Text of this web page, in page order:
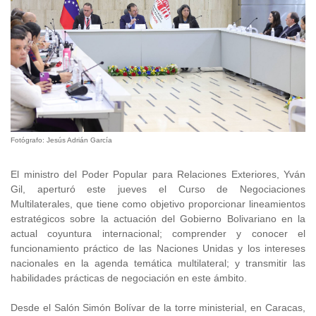
Fotógrafo: Jesús Adrián García
El ministro del Poder Popular para Relaciones Exteriores, Yván
Gil, aperturó este jueves el Curso de Negociaciones
Multilaterales, que tiene como objetivo proporcionar lineamientos
estratégicos sobre la actuación del Gobierno Bolivariano en la
actual coyuntura internacional; comprender y conocer el
funcionamiento práctico de las Naciones Unidas y los intereses
nacionales en la agenda temática multilateral; y transmitir las
habilidades prácticas de negociación en este ámbito.
Desde el Salón Simón Bolívar de la torre ministerial, en Caracas,